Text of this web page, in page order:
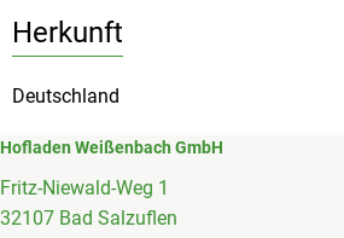
Herkunft
Deutschland
Hofladen Weißenbach GmbH
Fritz-Niewald-Weg 1
32107 Bad Salzuflen